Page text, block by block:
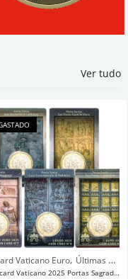
Ver tudo
, Últimas 20
Vaticano Euro, Últimas 20 Novidades
5 Coincard Vaticano 2025 Portas Sagradas de Roma 1 Euro Fdc